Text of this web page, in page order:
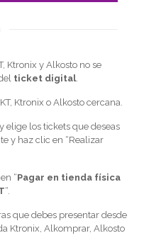
Ktronix y Alkosto no se
ticket digital.
Ktronix o Alkosto cercana.
elige los tickets que deseas
y haz clic en “Realizar
“Pagar en tienda física
“.
que debes presentar desde
Ktronix, Alkomprar, Alkosto